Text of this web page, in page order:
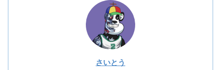
さいとう